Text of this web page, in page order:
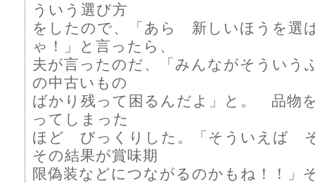
ういう選び方
をしたので、「あら 新しいほうを選
ゃ！」と言ったら、
夫が言ったのだ、「みんながそういう
の中古いもの
ばかり残って困るんだよ」と。 品物
ってしまった
ほど びっくりした。「そういえば
その結果が賞味期
限偽装などにつながるのかもね！！」